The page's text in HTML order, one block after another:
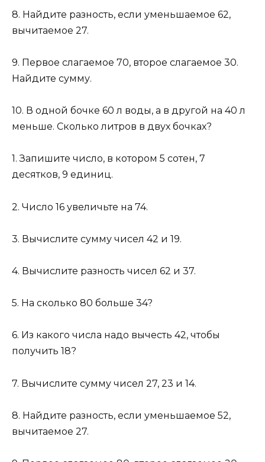
8. Найдите разность, если уменьшаемое 62,
вычитаемое 27.
9. Первое слагаемое 70, второе слагаемое 30.
Найдите сумму.
10. В одной бочке 60 л воды, а в другой на 40 л
меньше. Сколько литров в двух бочках?
1. Запишите число, в котором 5 сотен, 7
десятков, 9 единиц.
2. Число 16 увеличьте на 74.
3. Вычислите сумму чисел 42 и 19.
4. Вычислите разность чисел 62 и 37.
5. На сколько 80 больше 34?
6. Из какого числа надо вычесть 42, чтобы
получить 18?
7. Вычислите сумму чисел 27, 23 и 14.
8. Найдите разность, если уменьшаемое 52,
вычитаемое 27.